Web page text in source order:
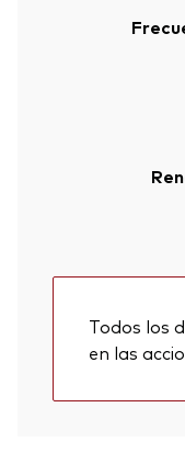
Todos los
en las